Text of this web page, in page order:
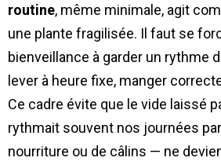
routine, même minimale, agit
une plante fragilisée. Il faut se
bienveillance à garder un rythme
lever à heure fixe, manger
Ce cadre évite que le vide laissé
rythmait souvent nos journées
nourriture ou de câlins — ne